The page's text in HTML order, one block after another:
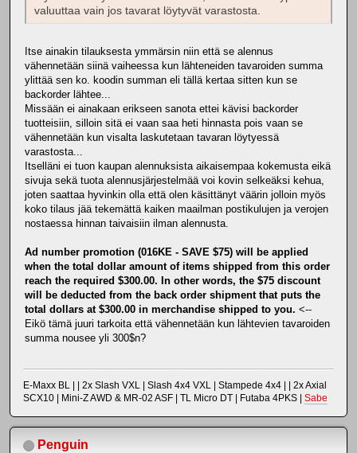
valuuttaa vain jos tavarat löytyvät varastosta.
Itse ainakin tilauksesta ymmärsin niin että se alennus
vähennetään siinä vaiheessa kun lähteneiden tavaroiden summa
ylittää sen ko. koodin summan eli tällä kertaa sitten kun se
backorder lähtee...
Missään ei ainakaan erikseen sanota ettei kävisi backorder
tuotteisiin, silloin sitä ei vaan saa heti hinnasta pois vaan se
vähennetään kun visalta laskutetaan tavaran löytyessä
varastosta...
Itselläni ei tuon kaupan alennuksista aikaisempaa kokemusta eikä
sivuja sekä tuota alennusjärjestelmää voi kovin selkeäksi kehua,
joten saattaa hyvinkin olla että olen käsittänyt väärin jolloin myös
koko tilaus jää tekemättä kaiken maailman postikulujen ja verojen
nostaessa hinnan taivaisiin ilman alennusta.
Ad number promotion (016KE - SAVE $75) will be applied
when the total dollar amount of items shipped from this order
reach the required $300.00. In other words, the $75 discount
will be deducted from the back order shipment that puts the
total dollars at $300.00 in merchandise shipped to you. <--
Eikö tämä juuri tarkoita että vähennetään kun lähtevien tavaroiden
summa nousee yli 300$n?
E-Maxx BL | | 2x Slash VXL | Slash 4x4 VXL | Stampede 4x4 | | 2x Axial
SCX10 | Mini-Z AWD & MR-02 ASF | TL Micro DT | Futaba 4PKS | Sabe
Penguin